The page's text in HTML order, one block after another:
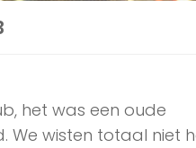
het was een oude
wisten totaal niet